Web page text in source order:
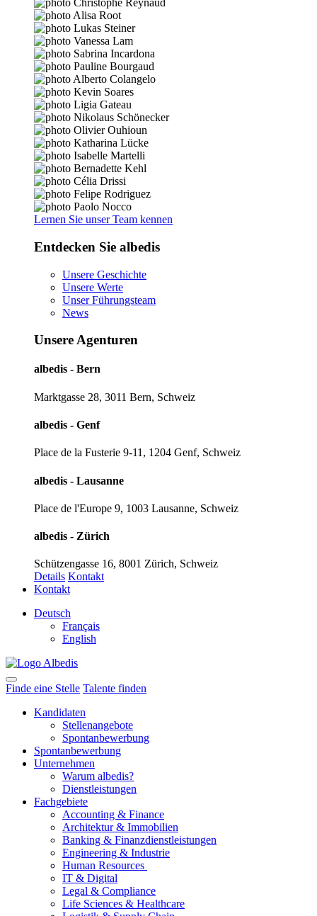
Lernen Sie unser Team kennen
Entdecken Sie albedis
Unsere Geschichte
Unsere Werte
Unser Führungsteam
News
Unsere Agenturen
albedis - Bern
Marktgasse 28, 3011 Bern, Schweiz
albedis - Genf
Place de la Fusterie 9-11, 1204 Genf, Schweiz
albedis - Lausanne
Place de l'Europe 9, 1003 Lausanne, Schweiz
albedis - Zürich
Schützengasse 16, 8001 Zürich, Schweiz
Details Kontakt
Kontakt
Deutsch
Français
English
Finde eine Stelle Talente finden
Kandidaten
Stellenangebote
Spontanbewerbung
Spontanbewerbung
Unternehmen
Warum albedis?
Dienstleistungen
Fachgebiete
Accounting & Finance
Architektur & Immobilien
Banking & Finanzdienstleistungen
Engineering & Industrie
Human Resources
IT & Digital
Legal & Compliance
Life Sciences & Healthcare